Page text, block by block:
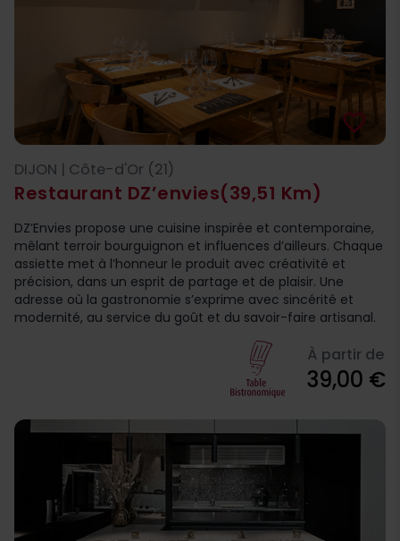
Restaurant DZ’envies(39,51 Km)
favorite_border
DIJON | Côte-d'Or (21)
DZ’Envies propose une cuisine inspirée et contemporaine,
mêlant terroir bourguignon et influences d’ailleurs. Chaque
assiette met à l’honneur le produit avec créativité et
précision, dans un esprit de partage et de plaisir. Une
adresse où la gastronomie s’exprime avec sincérité et
modernité, au service du goût et du savoir-faire artisanal.
À partir de
39,00 €